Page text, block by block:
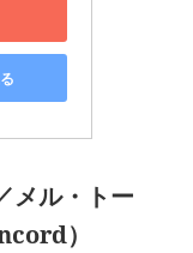
メル・トー
）